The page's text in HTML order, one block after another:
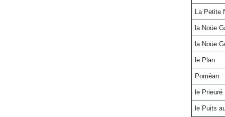
La Petite
la Noüe
la Noüe
le Plan
Poméan
le Prieuré
le Puits